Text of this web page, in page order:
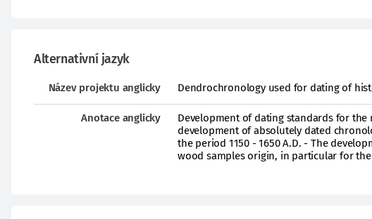
Alternativní jazyk
Název projektu anglicky Dendrochronology used for dating of
Anotace anglicky
Development of dating standards for the
development of absolutely dated
the period 1150 - 1650 A.D. - The
wood samples origin, in particular for